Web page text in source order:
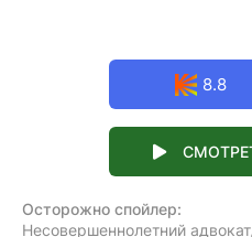
8.8
Осторожно спойлер:
Несовершеннолетний